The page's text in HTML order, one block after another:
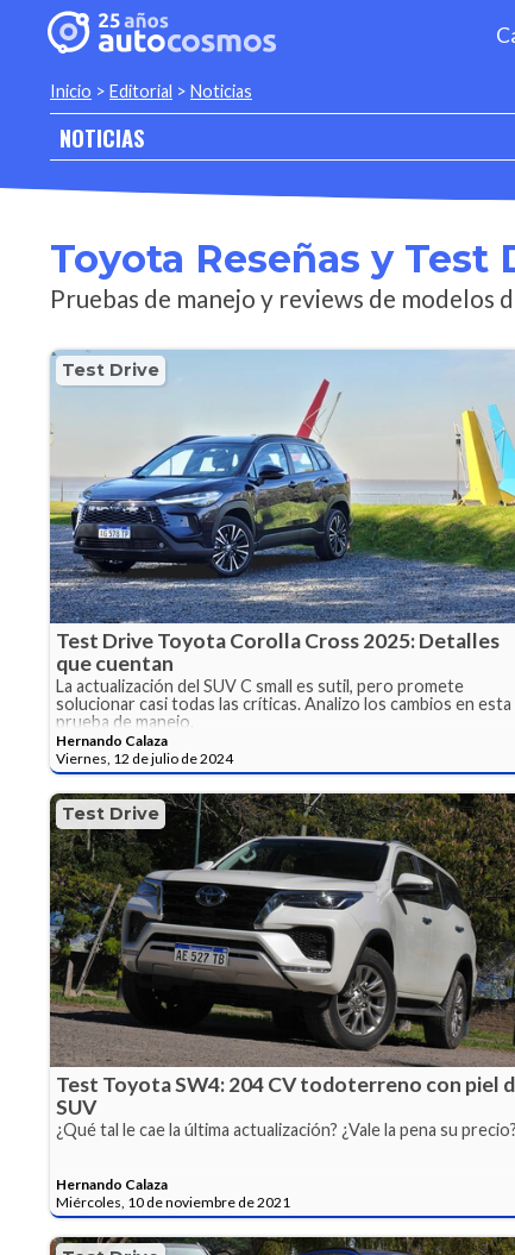
Inicio > Editorial > Noticias
NOTICIAS
Toyota Reseñas y Test
Pruebas de manejo y reviews de modelos
Test Drive
Test Drive Toyota Corolla Cross 2025: Detalles
que cuentan
La actualización del SUV C small es sutil, pero promete
solucionar casi todas las críticas. Analizo los cambios en esta
prueba de manejo.
Hernando Calaza
Viernes, 12 de julio de 2024
Test Drive
Test Toyota SW4: 204 CV todoterreno con piel
SUV
¿Qué tal le cae la última actualización? ¿Vale la pena su precio?
Hernando Calaza
Miércoles, 10 de noviembre de 2021